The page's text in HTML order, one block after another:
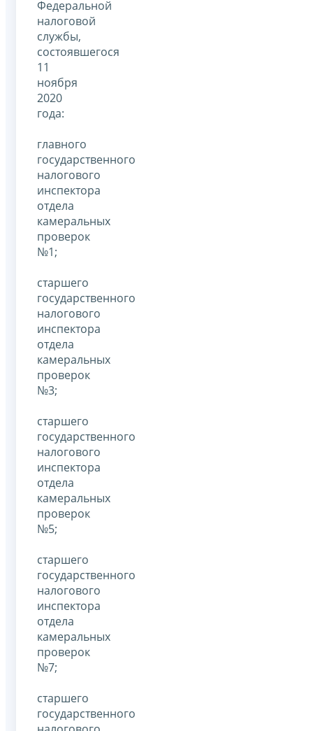
Федеральной
налоговой
службы,
состоявшегося
11
ноября
2020
года:
главного
государственного
налогового
инспектора
отдела
камеральных
проверок
№1;
старшего
государственного
налогового
инспектора
отдела
камеральных
проверок
№3;
старшего
государственного
налогового
инспектора
отдела
камеральных
проверок
№5;
старшего
государственного
налогового
инспектора
отдела
камеральных
проверок
№7;
старшего
государственного